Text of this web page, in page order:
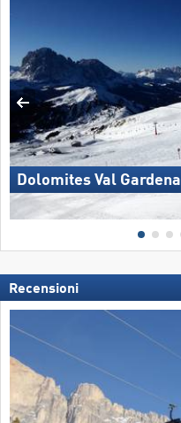
Dolomites Val Gardena
Recensioni